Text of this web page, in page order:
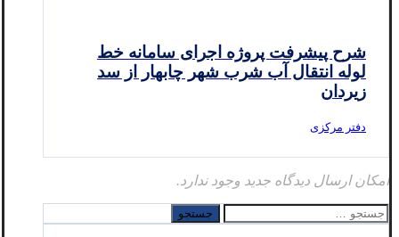
شرح پیشرفت پروژه اجرای سامانه خط
لوله انتقال آب شرب شهر چابهار از سد
زیردان
دفتر مرکزی
امکان ارسال دیدگاه جدید وجود ندارد.
جستجو
برای: